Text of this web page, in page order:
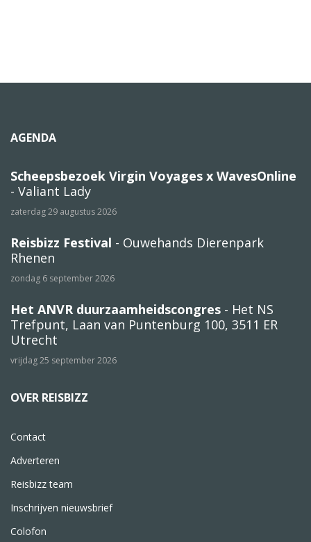
AGENDA
Scheepsbezoek Virgin Voyages x WavesOnline
- Valiant Lady
zaterdag 29 augustus 2026
Reisbizz Festival - Ouwehands Dierenpark
Rhenen
zondag 6 september 2026
Het ANVR duurzaamheidscongres - Het NS
Trefpunt, Laan van Puntenburg 100, 3511 ER
Utrecht
vrijdag 25 september 2026
OVER REISBIZZ
Contact
Adverteren
Reisbizz team
Inschrijven nieuwsbrief
Colofon